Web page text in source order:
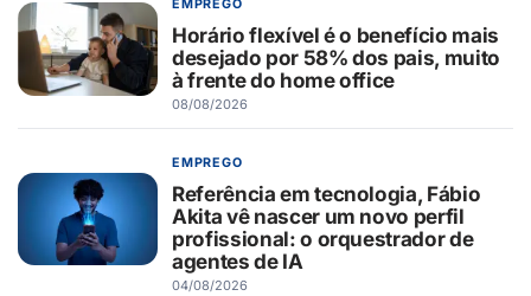
EMPREGO
Horário flexível é o benefício mais
desejado por 58% dos pais, muito
à frente do home office
08/08/2026
EMPREGO
Referência em tecnologia, Fábio
Akita vê nascer um novo perfil
profissional: o orquestrador de
agentes de IA
04/08/2026